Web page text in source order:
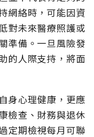
網絡時，可能因資
對未來醫療照護或
準備。一旦風險發
的人際支持，將面
身心理健康，更應
檢查、財務與退休
定期檢視每月可聯